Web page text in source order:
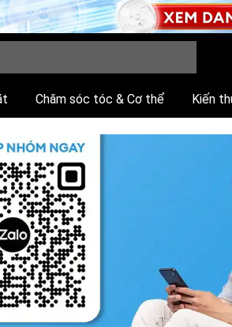
Chăm sóc tóc & Cơ thể Kiến